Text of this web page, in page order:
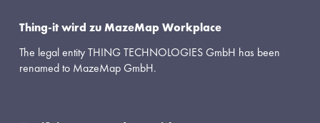
Thing-it wird zu MazeMap Workplace
The legal entity THING TECHNOLOGIES GmbH has been
renamed to MazeMap GmbH.